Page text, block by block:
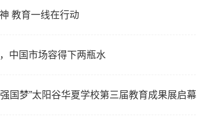
教育一线在行动
中国市场容得下两瓶水
强国梦”太阳谷华夏学校第三届教育成果展启幕